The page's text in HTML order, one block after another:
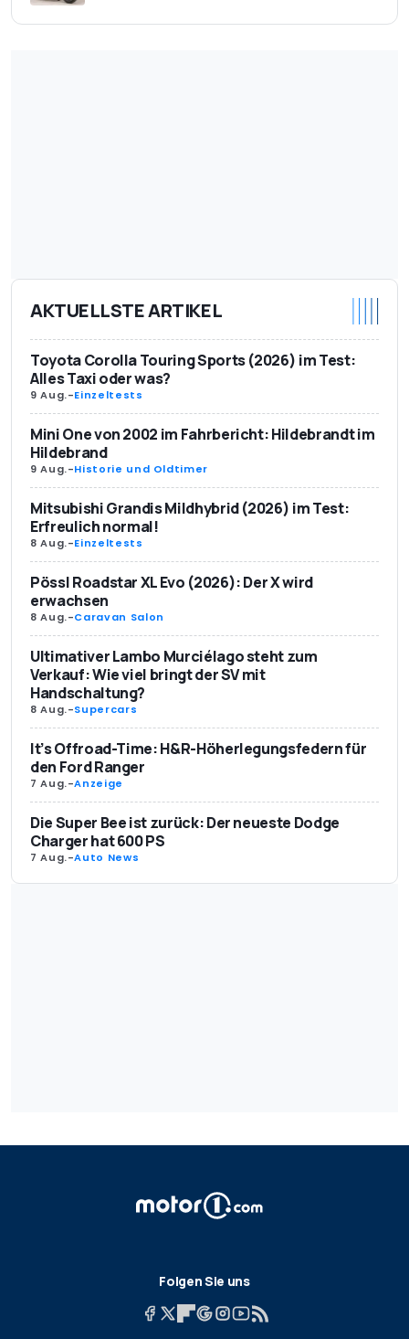
AKTUELLSTE ARTIKEL
Toyota Corolla Touring Sports (2026) im Test:
Alles Taxi oder was?
9 Aug.-Einzeltests
Mini One von 2002 im Fahrbericht: Hildebrandt im
Hildebrand
9 Aug.-Historie und Oldtimer
Mitsubishi Grandis Mildhybrid (2026) im Test:
Erfreulich normal!
8 Aug.-Einzeltests
Pössl Roadstar XL Evo (2026): Der X wird
erwachsen
8 Aug.-Caravan Salon
Ultimativer Lambo Murciélago steht zum
Verkauf: Wie viel bringt der SV mit
Handschaltung?
8 Aug.-Supercars
It’s Offroad-Time: H&R-Höherlegungsfedern für
den Ford Ranger
7 Aug.-Anzeige
Die Super Bee ist zurück: Der neueste Dodge
Charger hat 600 PS
7 Aug.-Auto News
Folgen Sie uns